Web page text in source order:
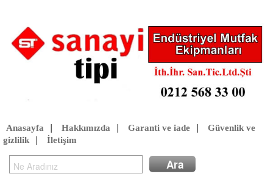
Anasayfa Hakkımızda Garanti ve iade
Güvenlik ve
gizlilik
İletişim